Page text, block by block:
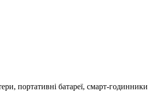
портативні батареї, смарт-годинники